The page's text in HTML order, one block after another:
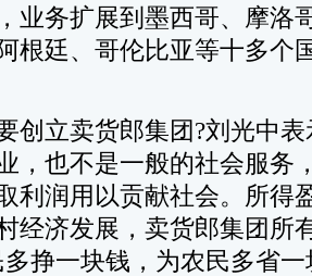
业务扩展到墨西哥、摩洛
根廷、哥伦比亚等十多个
立卖货郎集团?刘光中表
，也不是一般的社会服务
利润用以贡献社会。所得
经济发展，卖货郎集团所
挣一块钱，为农民多省